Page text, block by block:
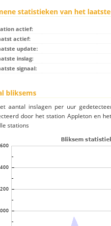
statistieken van het
actief:
actief:
update:
inslag:
signaal:
bliksems
aantal inslagen per uur
door het station Appleton en
stations